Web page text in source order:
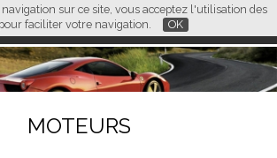
sur ce site, vous acceptez l'utilisation des
faciliter votre navigation.
OK
FR EN CN
MOTEURS